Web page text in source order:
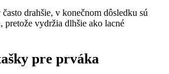
drahšie, v konečnom dôsledku sú
vydržia dlhšie ako lacné
pre prváka